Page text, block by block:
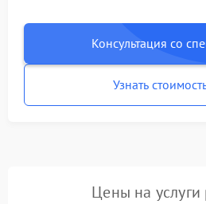
Консультация со
Узнать
Цены на услуги